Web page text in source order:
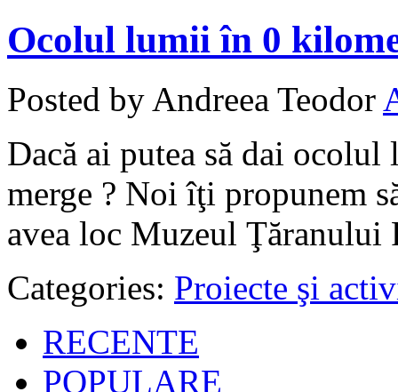
Ocolul lumii în 0
Posted by Andreea Teodor
Dacă ai putea să dai
merge ? Noi îţi propunem
avea loc Muzeul Ţăranului
Categories: Proiecte şi
RECENTE
POPULARE